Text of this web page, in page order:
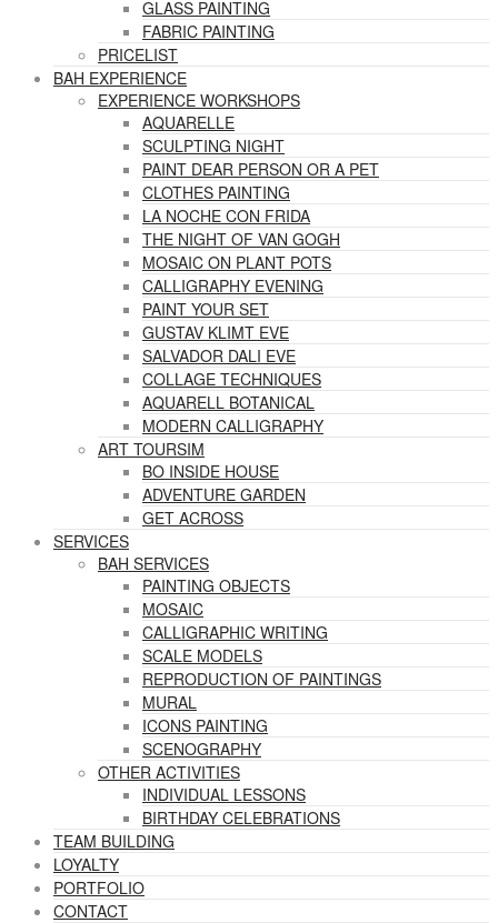
GLASS PAINTING
FABRIC PAINTING
PRICELIST
BAH EXPERIENCE
EXPERIENCE WORKSHOPS
AQUARELLE
SCULPTING NIGHT
PAINT DEAR PERSON OR A PET
CLOTHES PAINTING
LA NOCHE CON FRIDA
THE NIGHT OF VAN GOGH
MOSAIC ON PLANT POTS
CALLIGRAPHY EVENING
PAINT YOUR SET
GUSTAV KLIMT EVE
SALVADOR DALI EVE
COLLAGE TECHNIQUES
AQUARELL BOTANICAL
MODERN CALLIGRAPHY
ART TOURSIM
BO INSIDE HOUSE
ADVENTURE GARDEN
GET ACROSS
SERVICES
BAH SERVICES
PAINTING OBJECTS
MOSAIC
CALLIGRAPHIC WRITING
SCALE MODELS
REPRODUCTION OF PAINTINGS
MURAL
ICONS PAINTING
SCENOGRAPHY
OTHER ACTIVITIES
INDIVIDUAL LESSONS
BIRTHDAY CELEBRATIONS
TEAM BUILDING
LOYALTY
PORTFOLIO
CONTACT